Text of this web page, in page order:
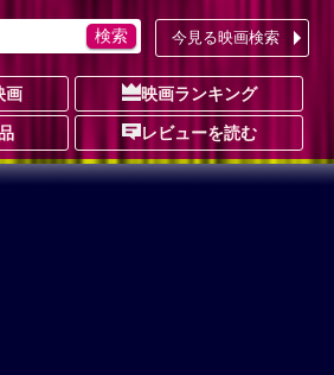
今見る映画検索
画 映画ランキング
レビューを読む